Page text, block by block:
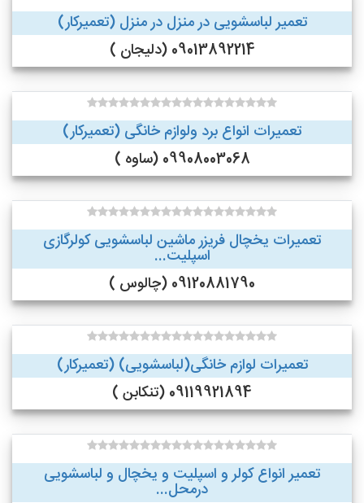
تعمیر لباسشویی در منزل در منزل (تعمیرکار)
09013892214 (دلیجان )
تعمیرات انواع برد ولوازم خانگی (تعمیرکار)
09908003068 (ساوه )
تعمیرات یخچال فریزر ماشین لباسشویی کولرگازی
اسپلیت...
09120881790 (چالوس )
تعمیرات لوازم خانگی(لباسشویی) (تعمیرکار)
09119921894 (تنکابن )
تعمیر انواع کولر و اسپلیت و یخچال و لباسشویی
درمحل...